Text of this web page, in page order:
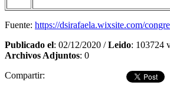
Fuente: https://dsirafaela.wixsite.com/
Publicado el: 02/12/2020 /Leido: 103724
Archivos Adjuntos: 0
Compartir: